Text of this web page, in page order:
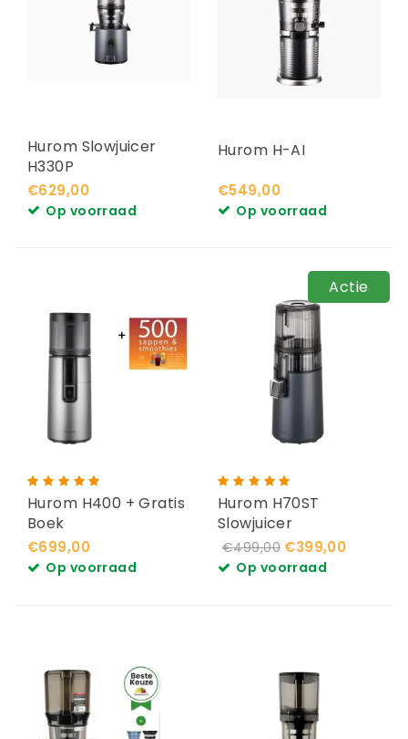
Hurom Slowjuicer
H330P
€629,00
Op voorraad
Hurom H-AI
€549,00
Op voorraad
Hurom H400 + Gratis
Boek
€699,00
Op voorraad
Actie
Hurom H70ST
Slowjuicer
€499,00 €399,00
Op voorraad